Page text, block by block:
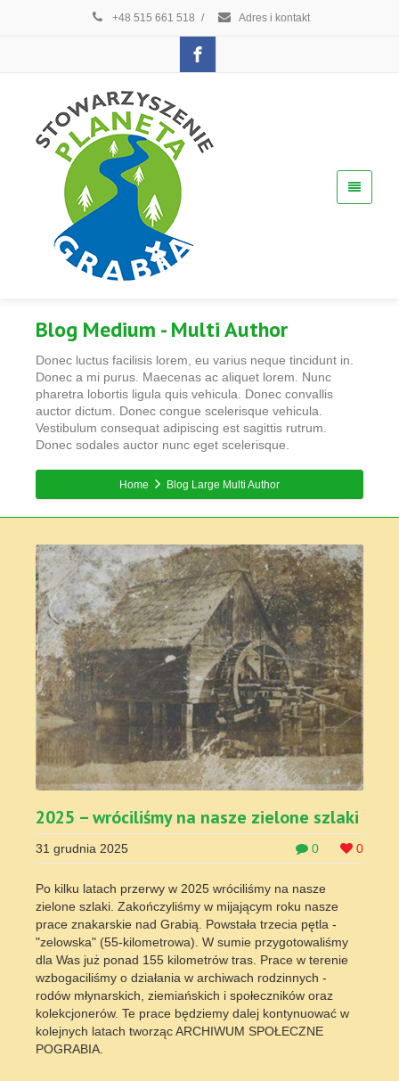
+48 515 661 518 / Adres i kontakt
Blog Medium - Multi Author
Donec luctus facilisis lorem, eu varius neque tincidunt in.
Donec a mi purus. Maecenas ac aliquet lorem. Nunc
pharetra lobortis ligula quis vehicula. Donec convallis
auctor dictum. Donec congue scelerisque vehicula.
Vestibulum consequat adipiscing est sagittis rutrum.
Donec sodales auctor nunc eget scelerisque.
Home Blog Large Multi Author
2025 – wróciliśmy na nasze zielone szlaki
0 0
31 grudnia 2025
Po kilku latach przerwy w 2025 wróciliśmy na nasze
zielone szlaki. Zakończyliśmy w mijającym roku nasze
prace znakarskie nad Grabią. Powstała trzecia pętla -
"zelowska" (55-kilometrowa). W sumie przygotowaliśmy
dla Was już ponad 155 kilometrów tras. Prace w terenie
wzbogaciliśmy o działania w archiwach rodzinnych -
rodów młynarskich, ziemiańskich i społeczników oraz
kolekcjonerów. Te prace będziemy dalej kontynuować w
kolejnych latach tworząc ARCHIWUM SPOŁECZNE
POGRABIA.